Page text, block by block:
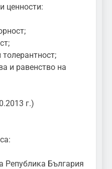
ценности:
и равенство на
г.)
Република България